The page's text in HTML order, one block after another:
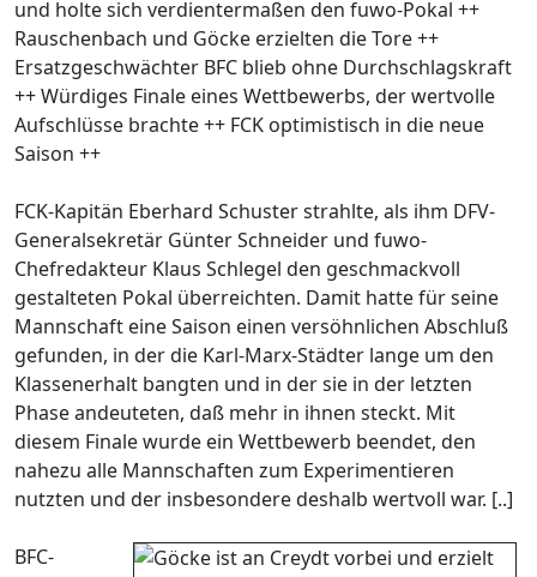
und holte sich verdientermaßen den fuwo-Pokal ++
Rauschenbach und Göcke erzielten die Tore ++
Ersatzgeschwächter BFC blieb ohne Durchschlagskraft
++ Würdiges Finale eines Wettbewerbs, der wertvolle
Aufschlüsse brachte ++ FCK optimistisch in die neue
Saison ++
FCK-Kapitän Eberhard Schuster strahlte, als ihm DFV-
Generalsekretär Günter Schneider und fuwo-
Chefredakteur Klaus Schlegel den geschmackvoll
gestalteten Pokal überreichten. Damit hatte für seine
Mannschaft eine Saison einen versöhnlichen Abschluß
gefunden, in der die Karl-Marx-Städter lange um den
Klassenerhalt bangten und in der sie in der letzten
Phase andeuteten, daß mehr in ihnen steckt. Mit
diesem Finale wurde ein Wettbewerb beendet, den
nahezu alle Mannschaften zum Experimentieren
nutzten und der insbesondere deshalb wertvoll war. [..]
BFC-